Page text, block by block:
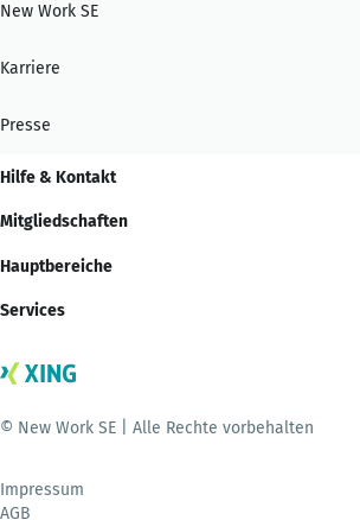
New Work SE
Karriere
Presse
Hilfe & Kontakt
Mitgliedschaften
Hauptbereiche
Services
© New Work SE | Alle Rechte vorbehalten
Impressum
AGB